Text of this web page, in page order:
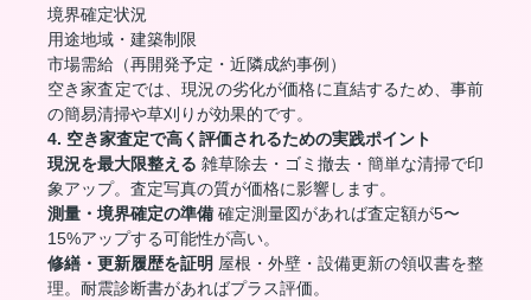
境界確定状況
用途地域・建築制限
市場需給（再開発予定・近隣成約事例）
空き家査定では、現況の劣化が価格に直結するため、事前
の簡易清掃や草刈りが効果的です。
4. 空き家査定で高く評価されるための実践ポイント
現況を最大限整える 雑草除去・ゴミ撤去・簡単な清掃で印
象アップ。査定写真の質が価格に影響します。
測量・境界確定の準備 確定測量図があれば査定額が5〜
15%アップする可能性が高い。
修繕・更新履歴を証明 屋根・外壁・設備更新の領収書を整
理。耐震診断書があればプラス評価。